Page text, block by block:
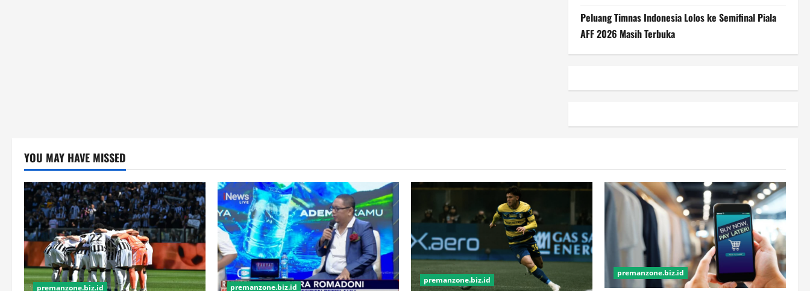
Peluang Timnas Indonesia Lolos ke Semifinal Piala
AFF 2026 Masih Terbuka
YOU MAY HAVE MISSED
premanzone.biz.id premanzone.biz.id
premanzone.biz.id
premanzone.biz.id